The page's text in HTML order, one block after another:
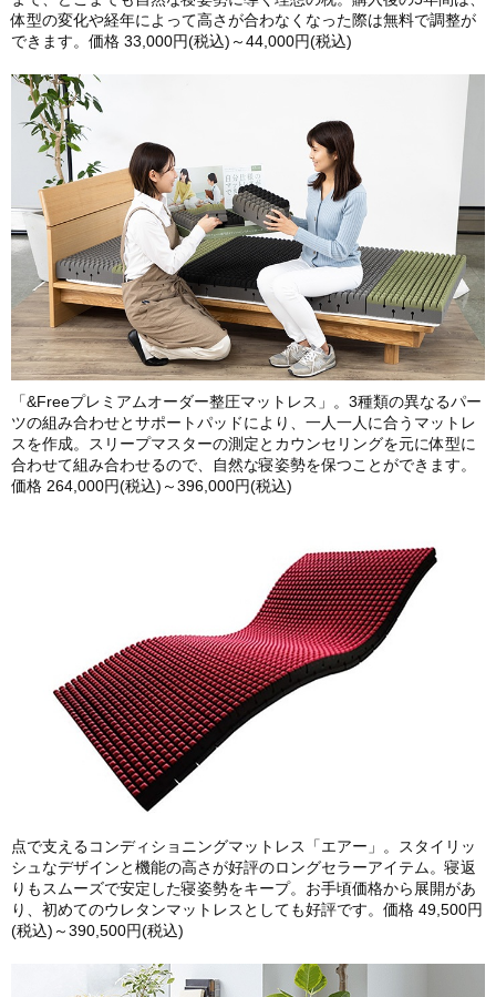
体型の変化や経年によって高さが合わなくなった際は無料で調整が
できます。価格 33,000円(税込)～44,000円(税込)
「&Freeプレミアムオーダー整圧マットレス」。3種類の異なるパー
ツの組み合わせとサポートパッドにより、一人一人に合うマットレ
スを作成。スリープマスターの測定とカウンセリングを元に体型に
合わせて組み合わせるので、自然な寝姿勢を保つことができます。
価格 264,000円(税込)～396,000円(税込)
点で支えるコンディショニングマットレス「エアー」。スタイリッ
シュなデザインと機能の高さが好評のロングセラーアイテム。寝返
りもスムーズで安定した寝姿勢をキープ。お手頃価格から展開があ
り、初めてのウレタンマットレスとしても好評です。価格 49,500円
(税込)～390,500円(税込)